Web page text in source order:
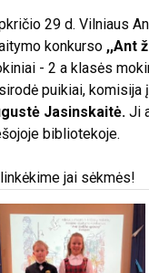
29 d. Vilniaus
konkurso ,,Ant
- 2 a klasės
puikiai, komisija
Jasinskaitė. Ji
bibliotekoje.
jai sėkmės!